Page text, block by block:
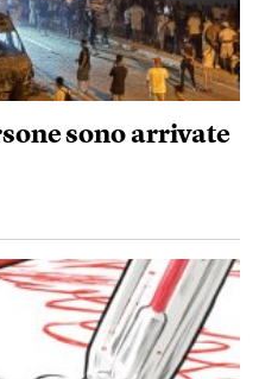
sono arrivate